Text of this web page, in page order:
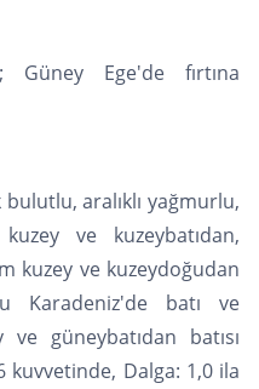
Güney Ege'de fırtına
aralıklı yağmurlu,
ve kuzeybatıdan,
kuzey ve kuzeydoğudan
batı ve
güneybatıdan batısı
kuvvetinde, Dalga: 1,0 ila